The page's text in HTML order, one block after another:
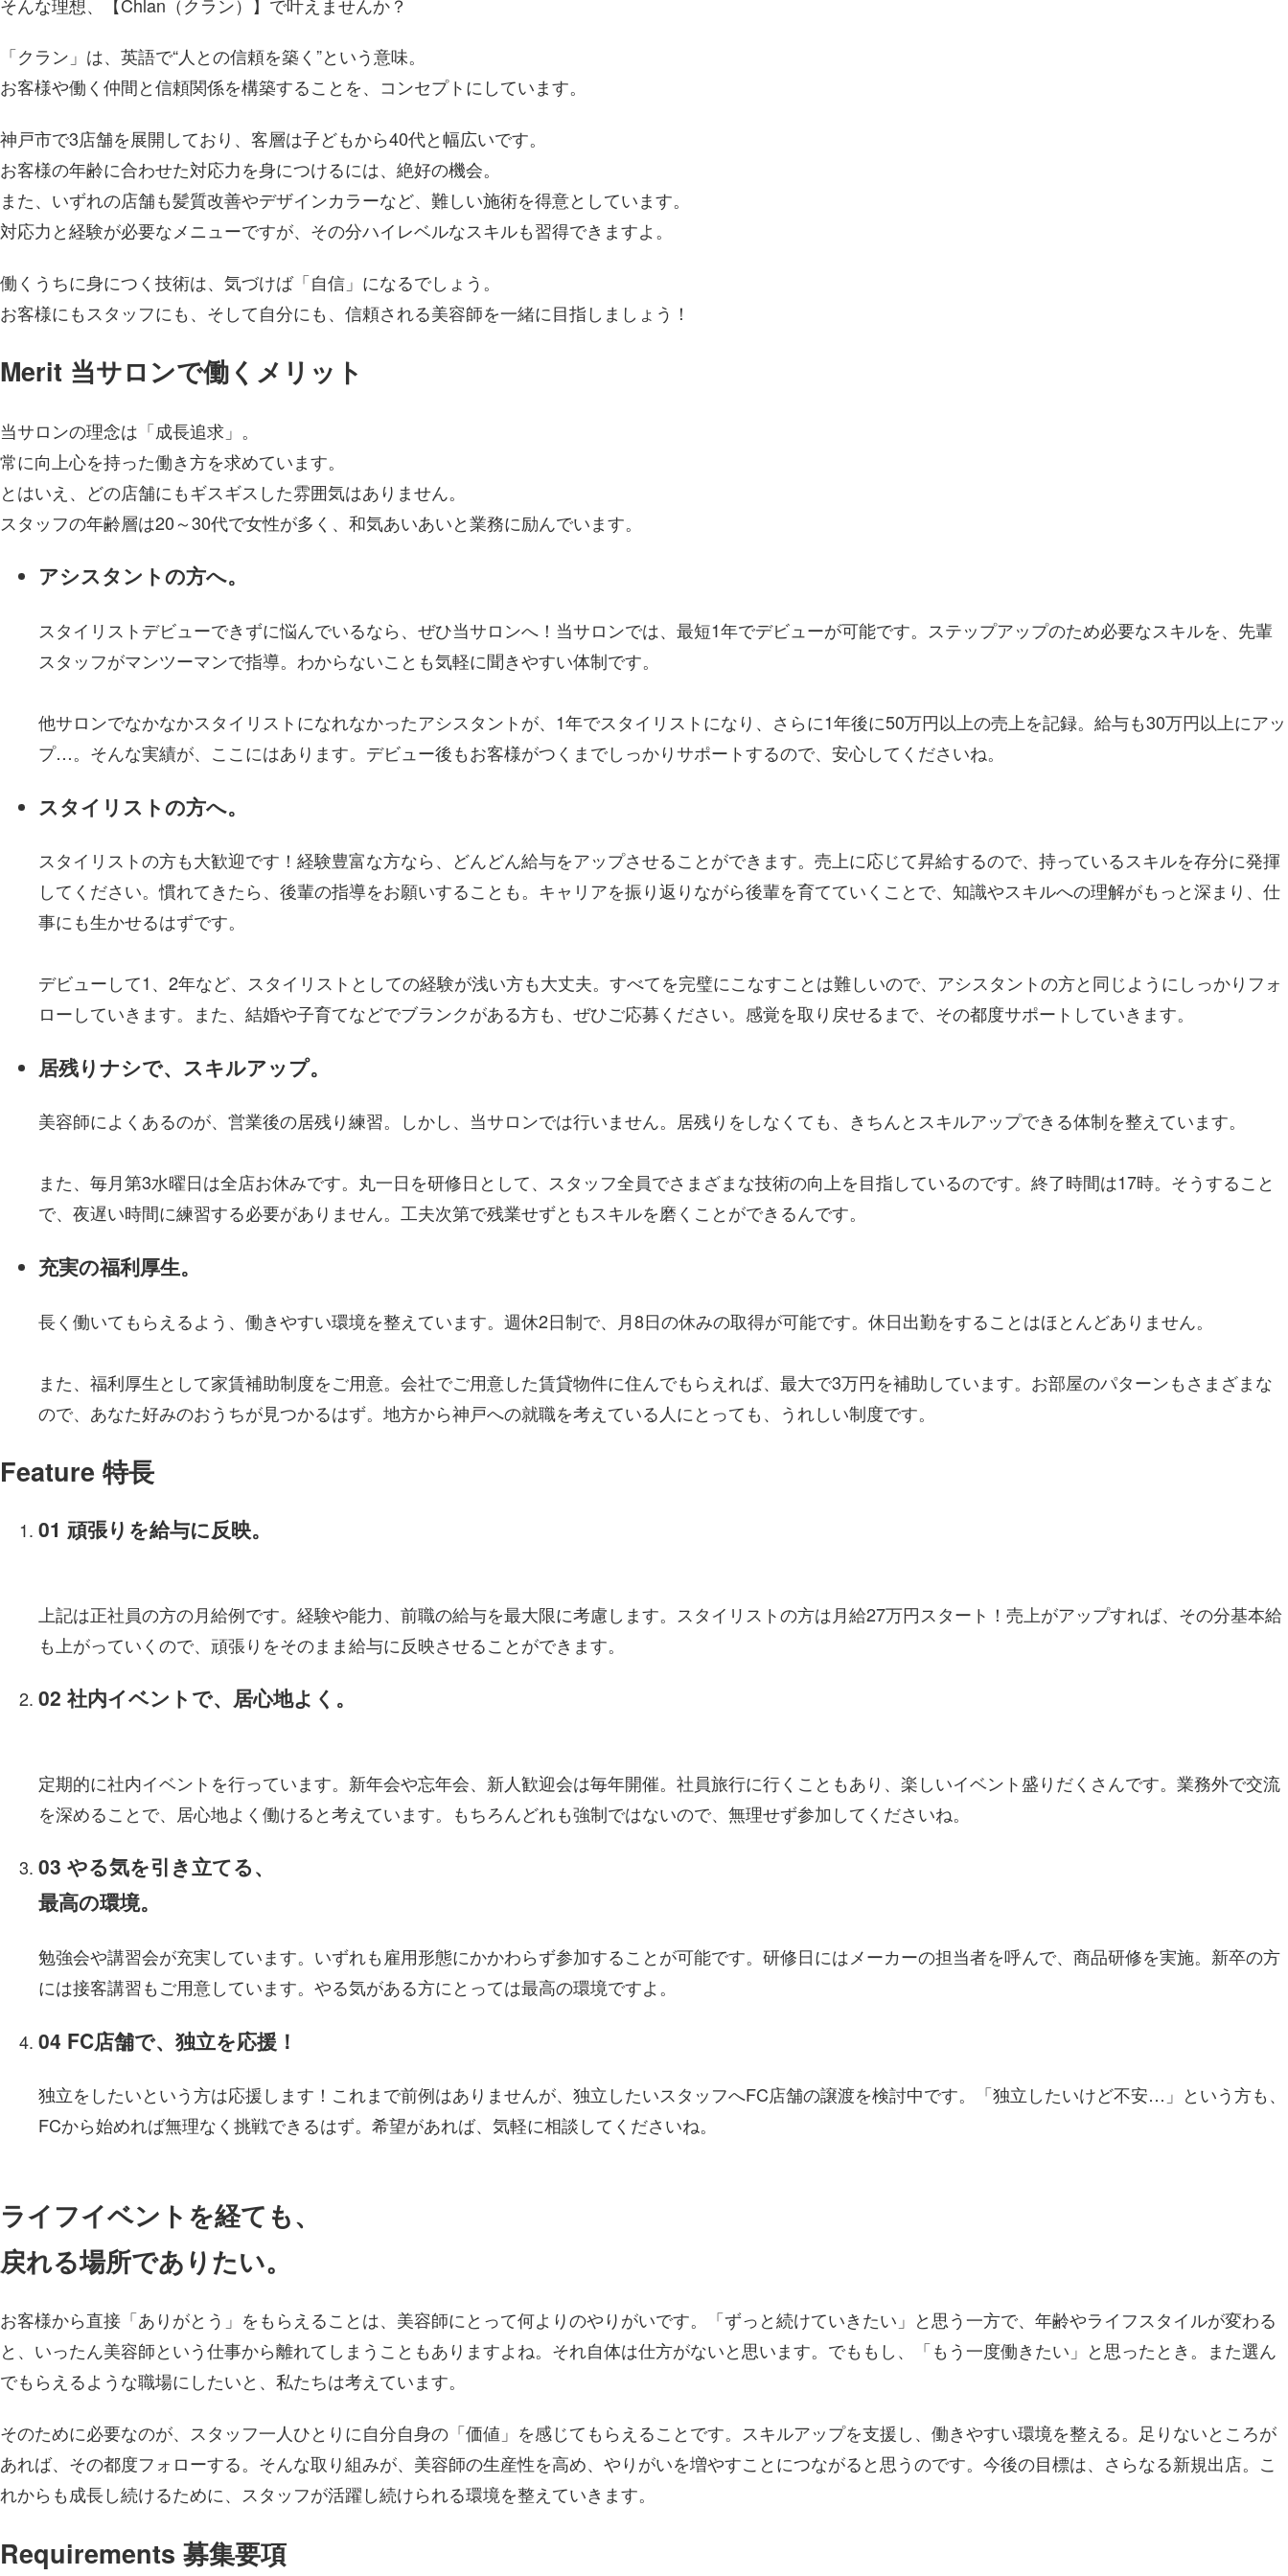
「クラン」は、英語で“人との信頼を築く”という意味。
お客様や働く仲間と信頼関係を構築することを、コンセプトにしています。
神戸市で3店舗を展開しており、客層は子どもから40代と幅広いです。
お客様の年齢に合わせた対応力を身につけるには、絶好の機会。
また、いずれの店舗も髪質改善やデザインカラーなど、難しい施術を得意としています。
対応力と経験が必要なメニューですが、その分ハイレベルなスキルも習得できますよ。
働くうちに身につく技術は、気づけば「自信」になるでしょう。
お客様にもスタッフにも、そして自分にも、信頼される美容師を一緒に目指しましょう！
Merit 当サロンで働くメリット
当サロンの理念は「成長追求」。
常に向上心を持った働き方を求めています。
とはいえ、どの店舗にもギスギスした雰囲気はありません。
スタッフの年齢層は20～30代で女性が多く、和気あいあいと業務に励んでいます。
アシスタントの方へ。
スタイリストデビューできずに悩んでいるなら、ぜひ当サロンへ！当サロンでは、最短1年でデビューが可能です。ステップアップのため必要なスキルを、先輩
スタッフがマンツーマンで指導。わからないことも気軽に聞きやすい体制です。
他サロンでなかなかスタイリストになれなかったアシスタントが、1年でスタイリストになり、さらに1年後に50万円以上の売上を記録。給与も30万円以上にアッ
プ…。そんな実績が、ここにはあります。デビュー後もお客様がつくまでしっかりサポートするので、安心してくださいね。
スタイリストの方へ。
スタイリストの方も大歓迎です！経験豊富な方なら、どんどん給与をアップさせることができます。売上に応じて昇給するので、持っているスキルを存分に発揮
してください。慣れてきたら、後輩の指導をお願いすることも。キャリアを振り返りながら後輩を育てていくことで、知識やスキルへの理解がもっと深まり、仕
事にも生かせるはずです。
デビューして1、2年など、スタイリストとしての経験が浅い方も大丈夫。すべてを完璧にこなすことは難しいので、アシスタントの方と同じようにしっかりフォ
ローしていきます。また、結婚や子育てなどでブランクがある方も、ぜひご応募ください。感覚を取り戻せるまで、その都度サポートしていきます。
居残りナシで、スキルアップ。
美容師によくあるのが、営業後の居残り練習。しかし、当サロンでは行いません。居残りをしなくても、きちんとスキルアップできる体制を整えています。
また、毎月第3水曜日は全店お休みです。丸一日を研修日として、スタッフ全員でさまざまな技術の向上を目指しているのです。終了時間は17時。そうすること
で、夜遅い時間に練習する必要がありません。工夫次第で残業せずともスキルを磨くことができるんです。
充実の福利厚生。
長く働いてもらえるよう、働きやすい環境を整えています。週休2日制で、月8日の休みの取得が可能です。休日出勤をすることはほとんどありません。
また、福利厚生として家賃補助制度をご用意。会社でご用意した賃貸物件に住んでもらえれば、最大で3万円を補助しています。お部屋のパターンもさまざまな
ので、あなた好みのおうちが見つかるはず。地方から神戸への就職を考えている人にとっても、うれしい制度です。
Feature 特長
01 頑張りを給与に反映。
上記は正社員の方の月給例です。経験や能力、前職の給与を最大限に考慮します。スタイリストの方は月給27万円スタート！売上がアップすれば、その分基本給
も上がっていくので、頑張りをそのまま給与に反映させることができます。
02 社内イベントで、居心地よく。
定期的に社内イベントを行っています。新年会や忘年会、新人歓迎会は毎年開催。社員旅行に行くこともあり、楽しいイベント盛りだくさんです。業務外で交流
を深めることで、居心地よく働けると考えています。もちろんどれも強制ではないので、無理せず参加してくださいね。
03 やる気を引き立てる、
最高の環境。
勉強会や講習会が充実しています。いずれも雇用形態にかかわらず参加することが可能です。研修日にはメーカーの担当者を呼んで、商品研修を実施。新卒の方
には接客講習もご用意しています。やる気がある方にとっては最高の環境ですよ。
04 FC店舗で、独立を応援！
独立をしたいという方は応援します！これまで前例はありませんが、独立したいスタッフへFC店舗の譲渡を検討中です。「独立したいけど不安…」という方も、
FCから始めれば無理なく挑戦できるはず。希望があれば、気軽に相談してくださいね。
ライフイベントを経ても、
戻れる場所でありたい。
お客様から直接「ありがとう」をもらえることは、美容師にとって何よりのやりがいです。「ずっと続けていきたい」と思う一方で、年齢やライフスタイルが変わる
と、いったん美容師という仕事から離れてしまうこともありますよね。それ自体は仕方がないと思います。でももし、「もう一度働きたい」と思ったとき。また選ん
でもらえるような職場にしたいと、私たちは考えています。
そのために必要なのが、スタッフ一人ひとりに自分自身の「価値」を感じてもらえることです。スキルアップを支援し、働きやすい環境を整える。足りないところが
あれば、その都度フォローする。そんな取り組みが、美容師の生産性を高め、やりがいを増やすことにつながると思うのです。今後の目標は、さらなる新規出店。こ
れからも成長し続けるために、スタッフが活躍し続けられる環境を整えていきます。
Requirements 募集要項